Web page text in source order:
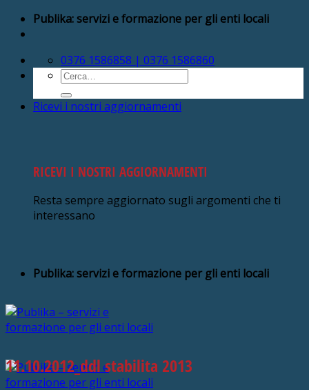
Salta Publika: servizi e formazione per gli enti locali
0376 1586858 | 0376 1586860
Cerca:
Ricevi i nostri aggiornamenti
RICEVI I NOSTRI AGGIORNAMENTI
Resta sempre aggiornato sugli argomenti che ti
interessano
Publika: servizi e formazione per gli enti locali
11.10.2012_ddl stabilita 2013